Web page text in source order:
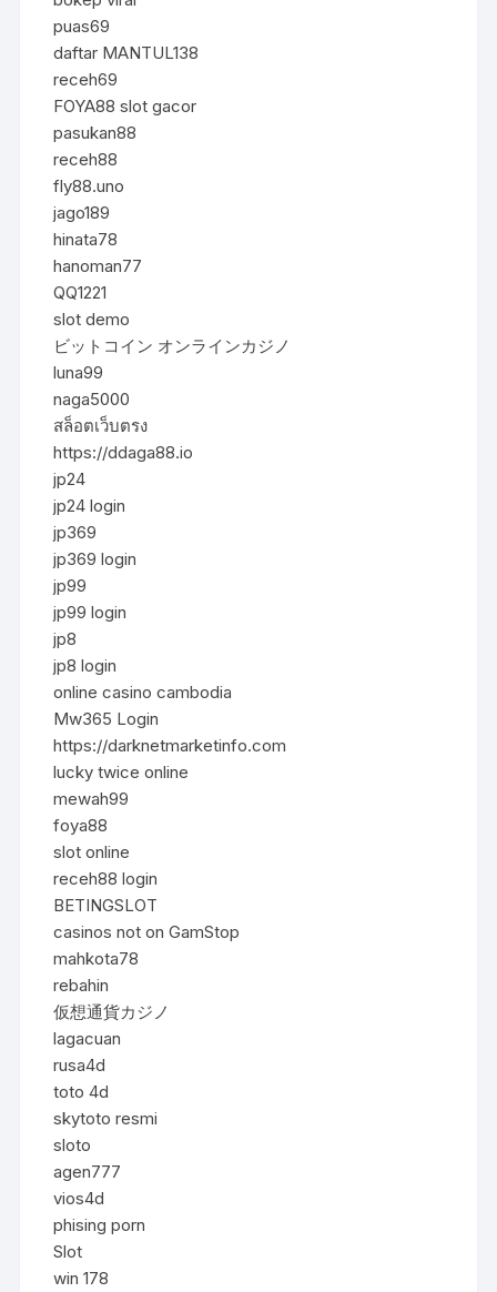
puas69
daftar MANTUL138
receh69
FOYA88 slot gacor
pasukan88
receh88
fly88.uno
jago189
hinata78
hanoman77
QQ1221
slot demo
ビットコイン オンラインカジノ
luna99
naga5000
สล็อตเว็บตรง
https://ddaga88.io
jp24
jp24 login
jp369
jp369 login
jp99
jp99 login
jp8
jp8 login
online casino cambodia
Mw365 Login
https://darknetmarketinfo.com
lucky twice online
mewah99
foya88
slot online
receh88 login
BETINGSLOT
casinos not on GamStop
mahkota78
rebahin
仮想通貨カジノ
lagacuan
rusa4d
toto 4d
skytoto resmi
sloto
agen777
vios4d
phising porn
Slot
win 178